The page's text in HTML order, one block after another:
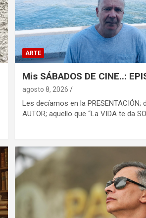
ARTE
Mis SÁBADOS DE CINE..:
agosto 8, 2026
Les decíamos en la PRESENTACIÓN;
AUTOR; aquello que “La VIDA te da